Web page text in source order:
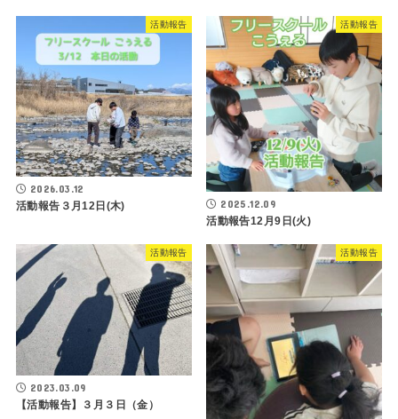
活動報告
2026.03.12
活動報告３月12日(木)
活動報告
2025.12.09
活動報告12月9日(火)
活動報告
2023.03.09
【活動報告】３月３日（金）
活動報告